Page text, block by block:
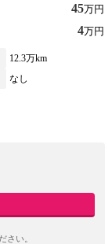
45万円
4万円
12.3万km
なし
さい。